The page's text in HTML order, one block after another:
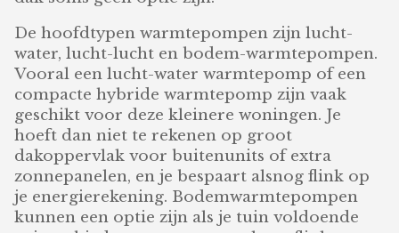
De hoofdtypen warmtepompen zijn lucht-
water, lucht-lucht en bodem-warmtepompen.
Vooral een lucht-water warmtepomp of een
compacte hybride warmtepomp zijn vaak
geschikt voor deze kleinere woningen. Je
hoeft dan niet te rekenen op groot
dakoppervlak voor buitenunits of extra
zonnepanelen, en je bespaart alsnog flink op
je energierekening. Bodemwarmtepompen
kunnen een optie zijn als je tuin voldoende